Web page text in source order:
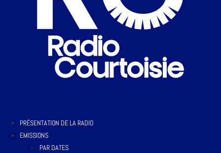
PRÉSENTATION DE LA RADIO
EMISSIONS
PAR DATES